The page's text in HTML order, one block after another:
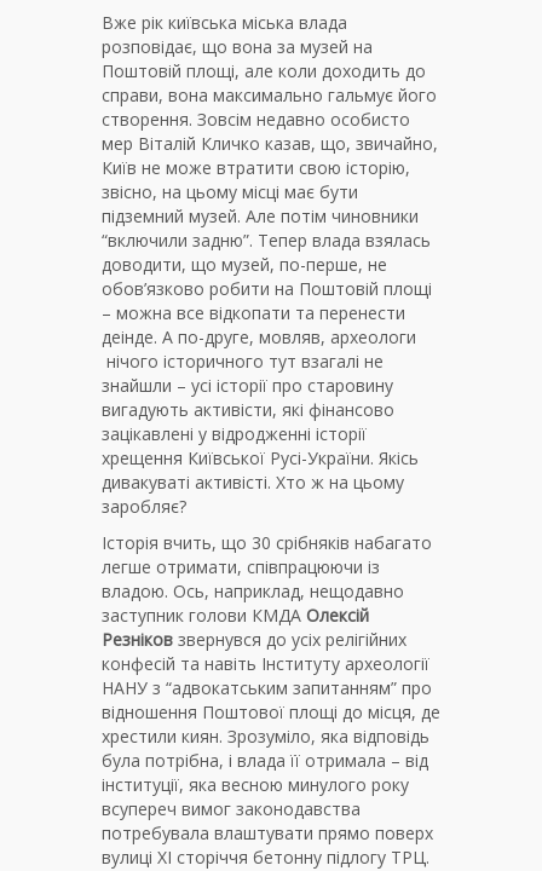
Вже рік київська міська влада
розповідає, що вона за музей на
Поштовій площі, але коли доходить до
справи, вона максимально гальмує його
створення. Зовсім недавно особисто
мер Віталій Кличко казав, що, звичайно,
Київ не може втратити свою історію,
звісно, на цьому місці має бути
підземний музей. Але потім чиновники
“включили задню”. Тепер влада взялась
доводити, що музей, по-перше, не
обов’язково робити на Поштовій площі
– можна все відкопати та перенести
деінде. А по-друге, мовляв, археологи
нічого історичного тут взагалі не
знайшли – усі історії про старовину
вигадують активісти, які фінансово
зацікавлені у відродженні історії
хрещення Київської Русі-України. Якісь
дивакуваті активісті. Хто ж на цьому
заробляє?
Історія вчить, що 30 срібняків набагато
легше отримати, співпрацюючи із
владою. Ось, наприклад, нещодавно
заступник голови КМДА Олексій
Резніков звернувся до усіх релігійних
конфесій та навіть Інституту археології
НАНУ з “адвокатським запитанням” про
відношення Поштової площі до місця, де
хрестили киян. Зрозуміло, яка відповідь
була потрібна, і влада її отримала – від
інституції, яка весною минулого року
всупереч вимог законодавства
потребувала влаштувати прямо поверх
вулиці ХІ сторіччя бетонну підлогу ТРЦ.